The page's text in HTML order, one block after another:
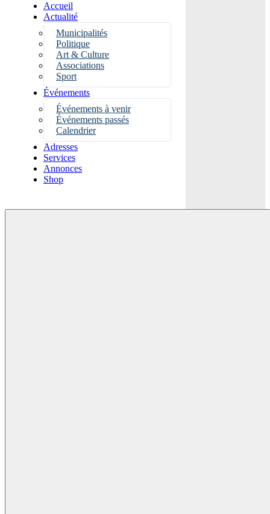
Accueil
Actualité
Municipalités
Politique
Art & Culture
Associations
Sport
Événements
Événements à venir
Événements passés
Calendrier
Adresses
Services
Annonces
Shop